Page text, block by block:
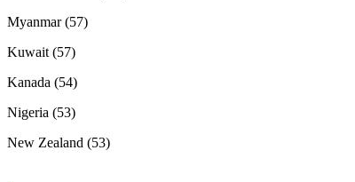
Myanmar (57)
Kuwait (57)
Kanada (54)
Nigeria (53)
New Zealand (53)